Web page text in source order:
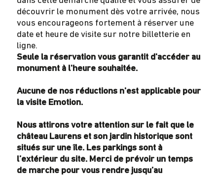
découvrir le monument dès votre arrivée, nous
vous encourageons fortement à réserver une
date et heure de visite sur notre billetterie en
ligne.
Seule la réservation vous garantit d'accéder au
monument à l'heure souhaitée.
Aucune de nos réductions n'est applicable pour
la visite Emotion.
Nous attirons votre attention sur le fait que le
château Laurens et son jardin historique sont
situés sur une île. Les parkings sont à
l’extérieur du site. Merci de prévoir un temps
de marche pour vous rendre jusqu’au